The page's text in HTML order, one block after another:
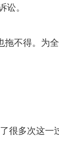
讼。
不得。为
很多次这一